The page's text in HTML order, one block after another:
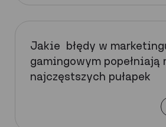
Jakie błędy w
gamingowym popełniają
najczęstszych pułapek